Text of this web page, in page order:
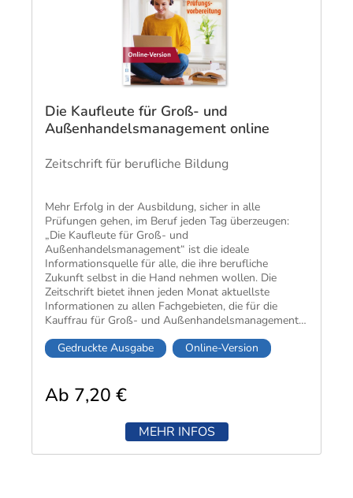
Die Kaufleute für Groß- und
Außenhandelsmanagement online
Zeitschrift für berufliche Bildung
Mehr Erfolg in der Ausbildung, sicher in alle
Prüfungen gehen, im Beruf jeden Tag überzeugen:
„Die Kaufleute für Groß- und
Außenhandelsmanagement“ ist die ideale
Informationsquelle für alle, die ihre berufliche
Zukunft selbst in die Hand nehmen wollen. Die
Zeitschrift bietet ihnen jeden Monat aktuellste
Informationen zu allen Fachgebieten, die für die
Kauffrau für Groß- und Außenhandelsmanagement
Außenhandelsmanagement wichtig sind.
Gedruckte Ausgabe Online-Version
Ab 7,20 €
MEHR INFOS